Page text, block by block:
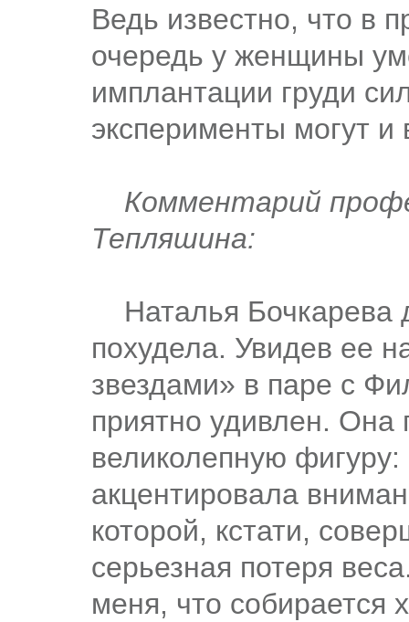
Ведь известно, что в
очередь у женщины
имплантации груди
эксперименты могут и
Комментарий
Тепляшина:
Наталья Бочкарева
похудела. Увидев ее
звездами» в паре с
приятно удивлен. Она
великолепную
акцентировала
которой, кстати,
серьезная потеря
меня, что собирается